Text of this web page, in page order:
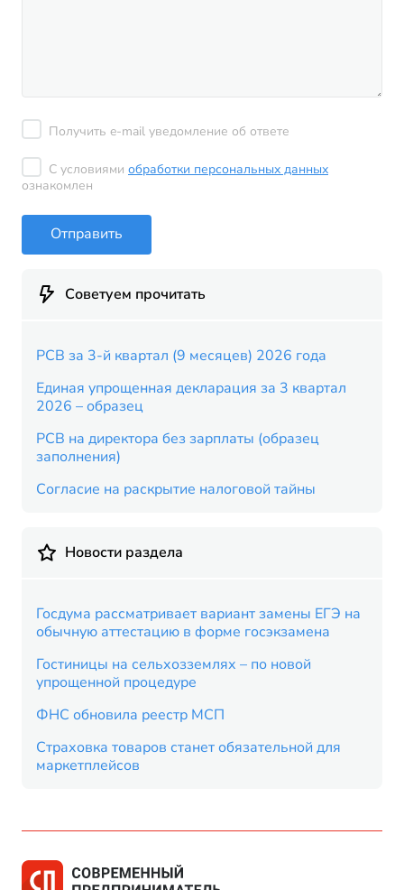
Получить e-mail уведомление об ответе
С условиями обработки персональных данных
ознакомлен
Отправить
Советуем прочитать
РСВ за 3-й квартал (9 месяцев) 2026 года
Единая упрощенная декларация за 3 квартал
2026 – образец
РСВ на директора без зарплаты (образец
заполнения)
Согласие на раскрытие налоговой тайны
Новости раздела
Госдума рассматривает вариант замены ЕГЭ на
обычную аттестацию в форме госэкзамена
Гостиницы на сельхозземлях – по новой
упрощенной процедуре
ФНС обновила реестр МСП
Страховка товаров станет обязательной для
маркетплейсов